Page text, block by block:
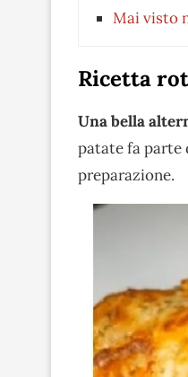
Mai visto
Ricetta
Una bella
patate fa parte
preparazione.